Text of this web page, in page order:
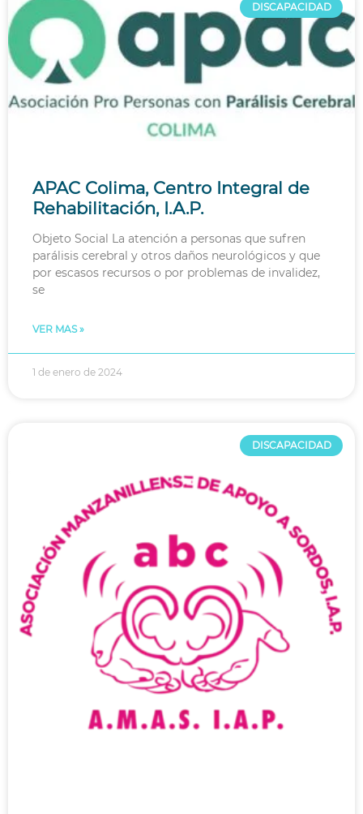
DISCAPACIDAD
APAC Colima, Centro Integral de
Rehabilitación, I.A.P.
Objeto Social La atención a personas que sufren
parálisis cerebral y otros daños neurológicos y que
por escasos recursos o por problemas de invalidez,
se
VER MAS »
1 de enero de 2024
DISCAPACIDAD